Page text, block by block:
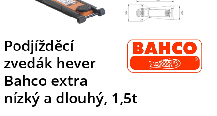
Podjížděcí
zvedák hever
Bahco extra
nízký a dlouhý, 1,5t